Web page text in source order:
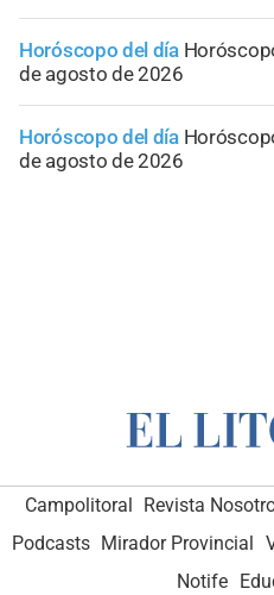
Horóscopo del día
de agosto de 2026
Horóscopo del día
de agosto de 2026
Campolitoral Revista
Podcasts Mirador Provincial
Notife